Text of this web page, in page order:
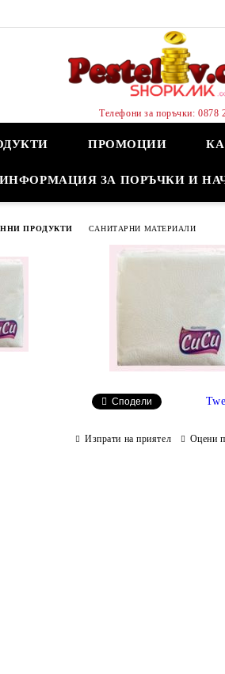
Телефони за поръчки: 0878
ПРОМОЦИИ
ИНФОРМАЦИЯ ЗА ПОРЪЧКИ И
ПРОДУКТИ САНИТАРНИ МАТЕРИАЛИ
Сподели
Изпрати на приятел Оцени